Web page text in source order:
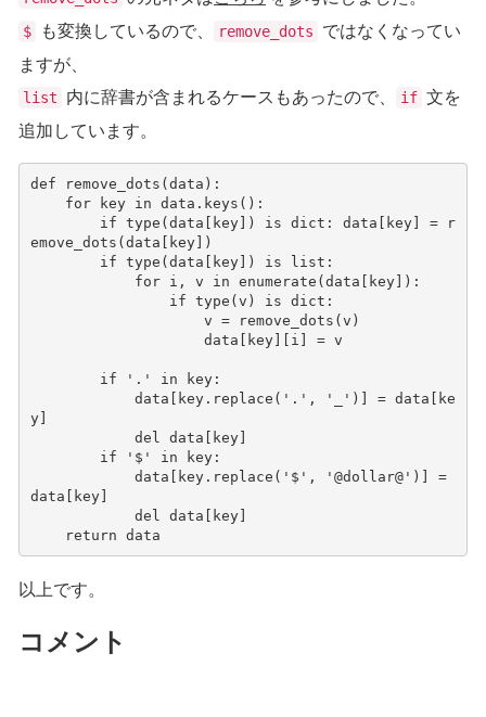
$ も変換しているので、 remove_dots
ではなくなってい
ますが、
list 内に辞書が含まれるケースもあったので、 if 文を
追加しています。
def remove_dots (data ):
for
key in data . keys ():
if type (data [ key]) is dict : data [ key] =
r
emove_dots (data [ key])
if type (data [ key]) is list :
for
i , v in enumerate (data [ key]):
if type (v ) is dict :
v = remove_dots (v )
data [ key][ i ] = v
if '.' in key:
data [ key. replace ( '.' , '_' )] = data [ ke
y]
del
data [ key]
if
'$' in key:
data [ key. replace ( '$' , '@dollar@' )]
=
data [ key]
del
data [ key]
return data
以上です。
コメント